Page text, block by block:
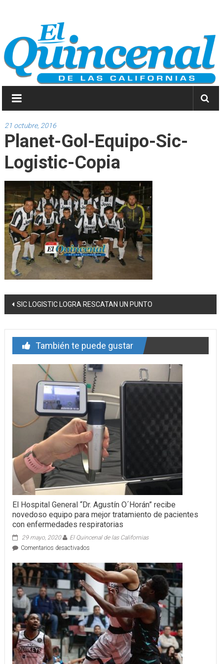
Quincenal
de
las
Californias
Primero
Dios
y
después
noticias.
21 octubre, 2016
Planet-Gol-Equipo-Sic-
Logistic-Copia
Navegación
entrada
SIC LOGISTIC LOGRA RESCATAN UN PUNTO
También te puede gustar
El Hospital General “Dr. Agustín O´Horán” recibe
novedoso equipo para mejor tratamiento de pacientes
con enfermedades respiratorias
29 mayo, 2020
El Quincenal de las Californias
Comentarios desactivadosen
Hospital
General
“Dr.
Agustín
´Horán”
recibe
novedoso
equipo
para
mejor